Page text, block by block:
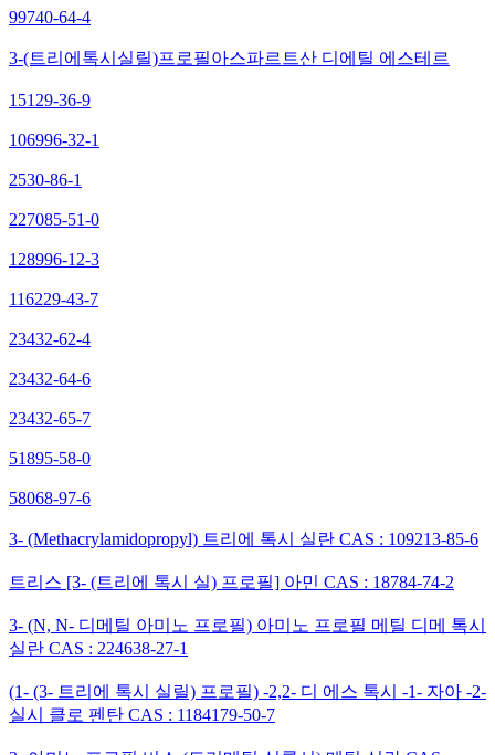
99740-64-4
3-(트리에톡시실릴)프로필아스파르트산 디에틸 에스테르
15129-36-9
106996-32-1
2530-86-1
227085-51-0
128996-12-3
116229-43-7
23432-62-4
23432-64-6
23432-65-7
51895-58-0
58068-97-6
3- (Methacrylamidopropyl) 트리에 톡시 실란 CAS : 109213-85-6
트리스 [3- (트리에 톡시 실) 프로필] 아민 CAS : 18784-74-2
3- (N, N- 디메틸 아미노 프로필) 아미노 프로필 메틸 디메 톡시
실란 CAS : 224638-27-1
(1- (3- 트리에 톡시 실릴) 프로필) -2,2- 디 에스 톡시 -1- 자아 -2-
실시 클로 펜탄 CAS : 1184179-50-7